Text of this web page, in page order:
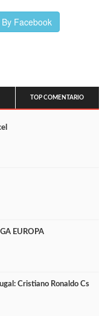
Facebook
TOP COMENTARIO
EUROPA
Cristiano Ronaldo Cs